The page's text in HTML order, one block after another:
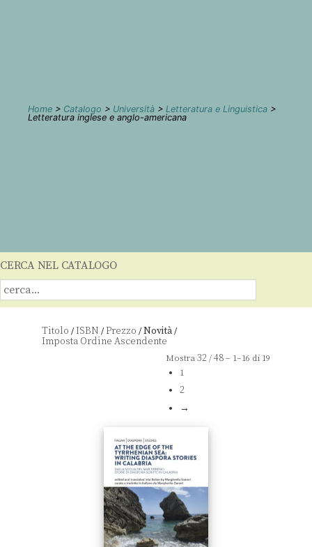
Home > Catalogo > Università > Letteratura e Linguistica >
Letteratura inglese e anglo-americana
CERCA NEL CATALOGO
Titolo /ISBN /Prezzo /Novità/
Mostra32/48– 1–16 di 19
1
2
→